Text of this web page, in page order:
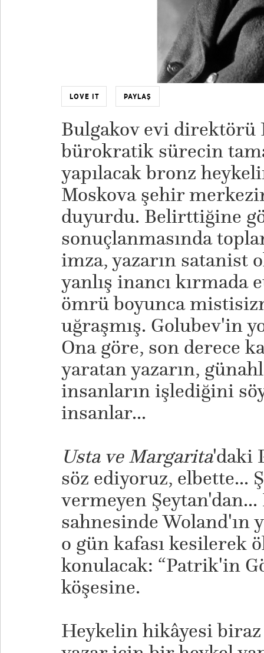
LOVE IT PAYLAŞ
Bulgakov evi direktörü
bürokratik sürecin
yapılacak bronz
Moskova şehir
duyurdu. Belirttiğine
sonuçlanmasında
imza, yazarın satanist
yanlış inancı
ömrü boyunca
uğraşmış. Golubev'in
Ona göre, son derece
yaratan yazarın,
insanların işlediğini
insanlar...
Usta ve Margarita'daki
söz ediyoruz, elbette...
vermeyen
sahnesinde Woland'ın
o gün kafası kesilerek
konulacak: “Patrik'in
köşesine.
Heykelin hikâyesi